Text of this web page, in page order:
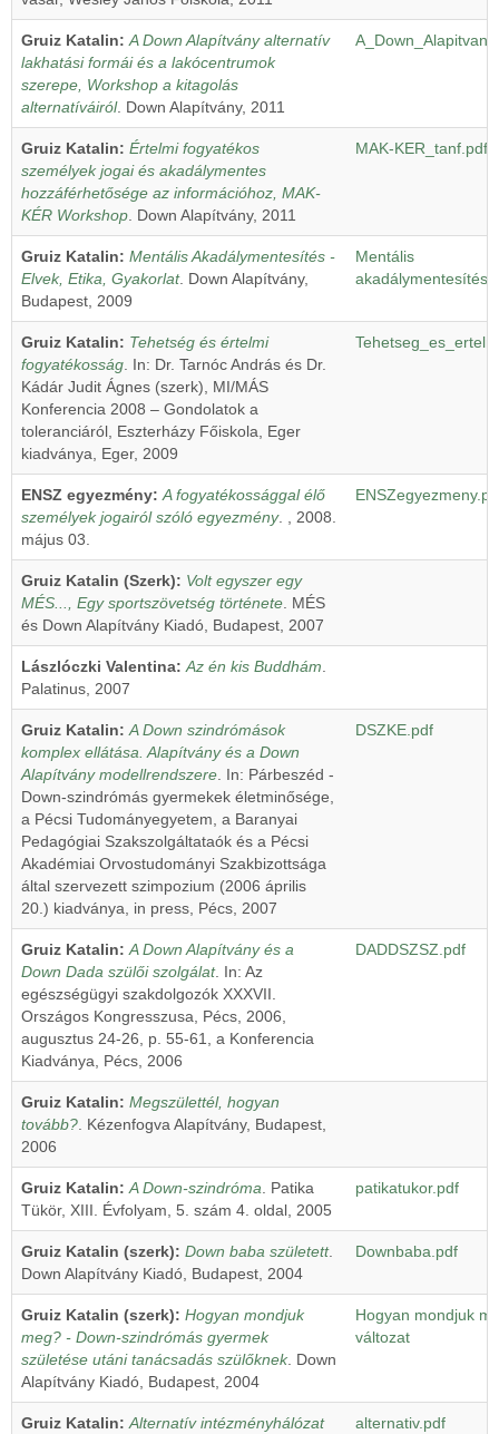
Gruiz Katalin: A Down Alapítvány alternatív
lakhatási formái és a lakócentrumok
szerepe, Workshop a kitagolás
alternatíváiról. Down Alapítvány, 2011
Gruiz Katalin: Értelmi fogyatékos
személyek jogai és akadálymentes
hozzáférhetősége az információhoz, MAK-
KÉR Workshop . Down Alapítvány, 2011
MAK-KER_tanf.pdf
Gruiz Katalin: Mentális Akadálymentesítés -
Elvek, Etika, Gyakorlat. Down Alapítvány,
Budapest, 2009
Mentális
Gruiz Katalin: Tehetség és értelmi
fogyatékosság . In: Dr. Tarnóc András és Dr.
Kádár Judit Ágnes (szerk), MI/MÁS
Konferencia 2008 – Gondolatok a
toleranciáról, Eszterházy Főiskola, Eger
kiadványa, Eger, 2009
ENSZ egyezmény: A fogyatékossággal élő
személyek jogairól szóló egyezmény. , 2008.
május 03.
Gruiz Katalin (Szerk): Volt egyszer egy
MÉS..., Egy sportszövetség története . MÉS
és Down Alapítvány Kiadó, Budapest, 2007
Lászlóczki Valentina: Az én kis Buddhám
Palatinus, 2007
Gruiz Katalin: A Down szindrómások
komplex ellátása. Alapítvány és a Down
Alapítvány modellrendszere . In: Párbeszéd -
Down-szindrómás gyermekek életminősége,
a Pécsi Tudományegyetem, a Baranyai
Pedagógiai Szakszolgáltataók és a Pécsi
Akadémiai Orvostudományi Szakbizottsága
által szervezett szimpozium (2006 április
20.) kiadványa, in press, Pécs, 2007
DSZKE.pdf
Gruiz Katalin: A Down Alapítvány és a
Down Dada szülői szolgálat. In: Az
egészségügyi szakdolgozók XXXVII.
Országos Kongresszusa, Pécs, 2006,
augusztus 24-26, p. 55-61, a Konferencia
Kiadványa, Pécs, 2006
DADDSZSZ.pdf
Gruiz Katalin: Megszülettél, hogyan
tovább? . Kézenfogva Alapítvány, Budapest,
2006
Gruiz Katalin: A Down-szindróma . Patika
Tükör, XIII. Évfolyam, 5. szám 4. oldal, 2005
patikatukor.pdf
Gruiz Katalin (szerk): Down baba született.
Down Alapítvány Kiadó, Budapest, 2004
Downbaba.pdf
Gruiz Katalin (szerk): Hogyan mondjuk
meg? - Down-szindrómás gyermek
születése utáni tanácsadás szülőknek. Down
Alapítvány Kiadó, Budapest, 2004
Hogyan mondjuk
változat
Gruiz Katalin: Alternatív intézményhálózat
alternativ.pdf